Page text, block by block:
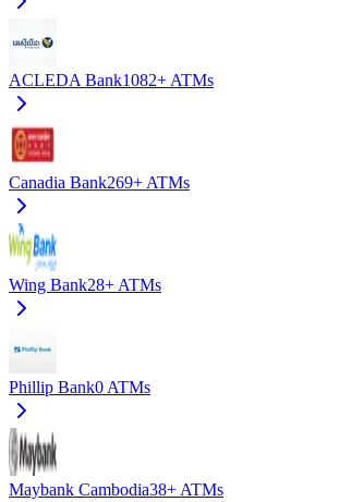
ACLEDA Bank1082+ ATMs
Canadia Bank269+ ATMs
Wing Bank28+ ATMs
Phillip Bank0 ATMs
Maybank Cambodia38+ ATMs